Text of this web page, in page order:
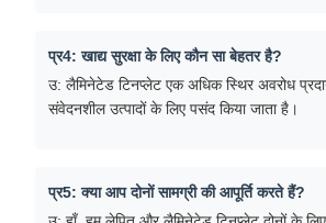
प्र4: खाद्य सुरक्षा के लिए कौन सा बेहतर है?
उ: लैमिनेटेड टिनप्लेट एक अधिक स्थिर अवरोध
संवेदनशील उत्पादों के लिए पसंद किया जाता है।
प्र5: क्या आप दोनों सामग्री की आपूर्ति करते हैं?